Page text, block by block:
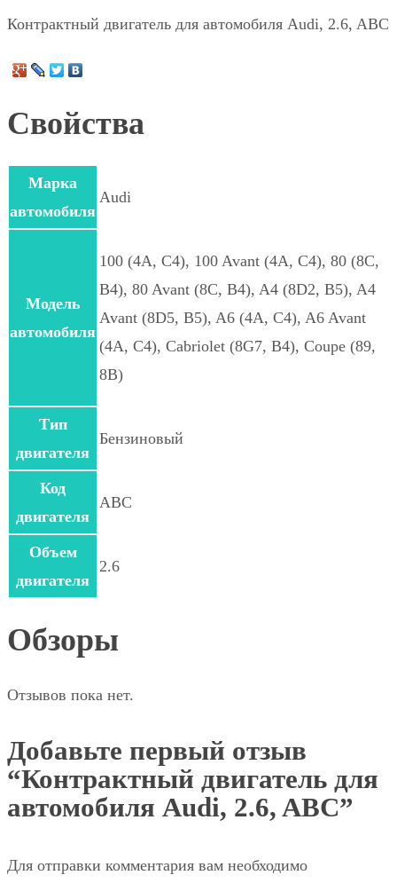
Контрактный двигатель для автомобиля Audi, 2.6, ABC
Свойства
Марка
автомобиля
Audi
Модель
автомобиля
100 (4A, C4), 100 Avant (4A, C4), 80 (8C,
B4), 80 Avant (8C, B4), A4 (8D2, B5), A4
Avant (8D5, B5), A6 (4A, C4), A6 Avant
(4A, C4), Cabriolet (8G7, B4), Coupe (89,
8B)
Тип
двигателя
Бензиновый
Код
двигателя
ABC
Объем
двигателя
2.6
Обзоры
Отзывов пока нет.
Добавьте первый отзыв
“Контрактный двигатель для
автомобиля Audi, 2.6, ABC”
Для отправки комментария вам необходимо